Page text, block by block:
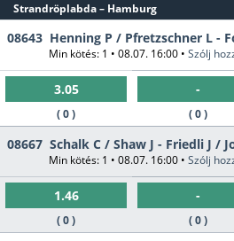
Strandröplabda – Hamburg
08643 Henning P / Pfretzschner L -
Min kötés: 1 • 08.07. 16:00 • Szólj
3.05
( 0 )
-
( 0 )
08667 Schalk C / Shaw J - Friedli J /
Min kötés: 1 • 08.07. 16:00 • Szólj
1.46
( 0 )
-
( 0 )